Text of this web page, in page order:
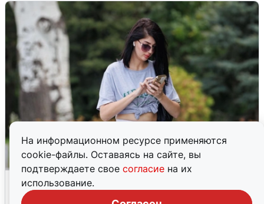
На информационном ресурсе применяются
cookie-файлы. Оставаясь на сайте, вы
подтверждаете свое согласие на их
использование.
Волгоградцы остались без
мобильного интернета